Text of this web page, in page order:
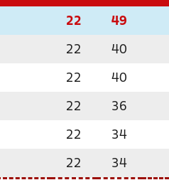
22 49
22 40
22 40
22 36
22 34
22 34